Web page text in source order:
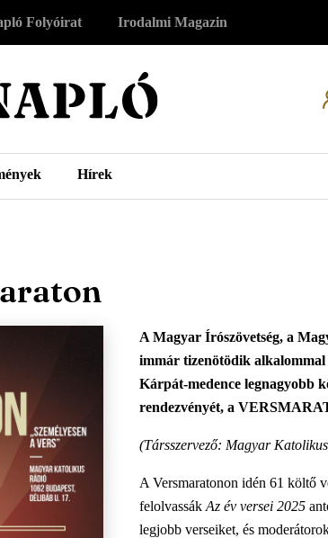
Hírek
Folyóirat Irodalmi Magazin
A Magyar Írószövetség, a
immár tizenötödik alkalommal
Kárpát-medence legnagyobb
rendezvényét, a
(Társszervező: Magyar
A Versmaratonon idén 61 költő
felolvassákAz év versei 2025
legjobb verseiket, és